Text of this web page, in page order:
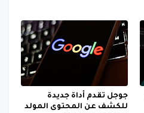
جوجل تقدم أداة جديدة
للكشف عن المحتوى المولد